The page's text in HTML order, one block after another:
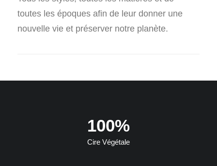
toutes les époques afin de leur donner une
nouvelle vie et préserver notre planète.
100%
Cire Végétale